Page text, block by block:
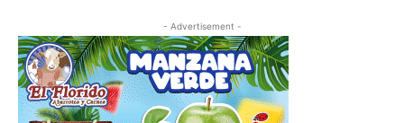
- Advertisement -